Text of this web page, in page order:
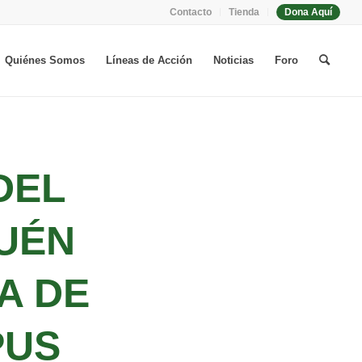
Contacto Tienda Dona Aquí
Quiénes Somos Líneas de Acción Noticias Foro
DE